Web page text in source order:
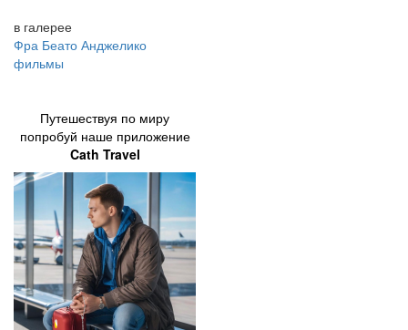
в галерее
Фра Беато Анджелико
фильмы
Путешествуя по миру
попробуй наше приложение
Cath Travel